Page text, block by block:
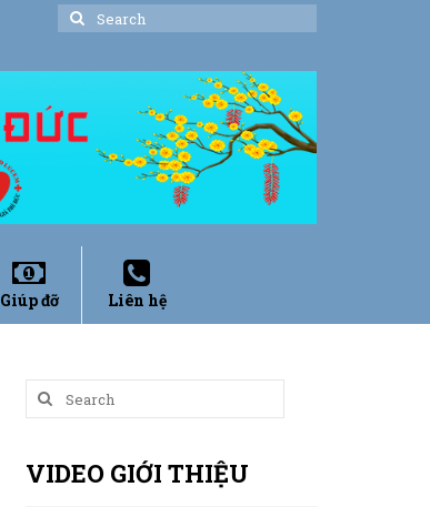
Search
Giúp đỡ Liên hệ
Search
for:
VIDEO GIỚI THIỆU